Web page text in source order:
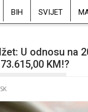
BIH SVIJET
U odnosu na
KM!?